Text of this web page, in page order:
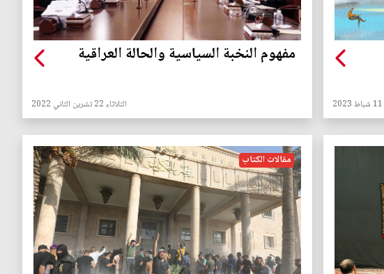
مفهوم النخبة السياسية والحالة العراقية
الثلاثاء 22 تشرين الثاني 2022
مقالات الكتاب